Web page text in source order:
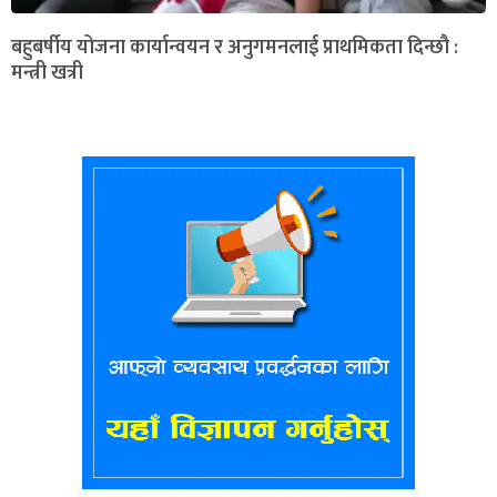
बहुबर्षीय योजना कार्यान्वयन र अनुगमनलाई प्राथमिकता दिन्छौ :
मन्त्री खत्री